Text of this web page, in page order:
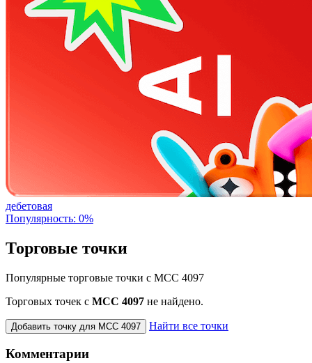
дебетовая
Популярность: 0%
Торговые точки
Популярные торговые точки с MCC 4097
Торговых точек с МСС 4097 не найдено.
Добавить точку для MCC 4097 Найти все точки
Комментарии